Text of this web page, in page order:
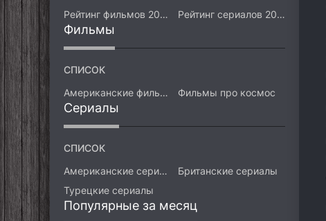
Рейтинг фильмов 2026
Рейтинг сериалов 2026
Фильмы
СПИСОК
Американские фильмы
Фильмы про космос
Сериалы
СПИСОК
Американские сериалы
Британские сериалы
Турецкие сериалы
Популярные за месяц